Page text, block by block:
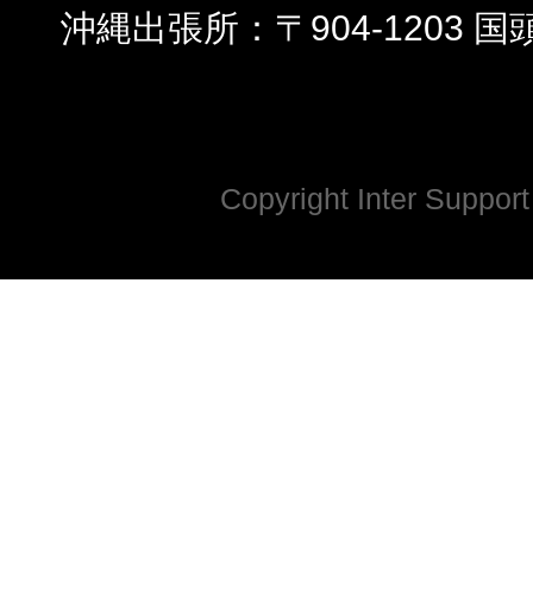
沖縄出張所
〒904-1203 国
Copyright Inter